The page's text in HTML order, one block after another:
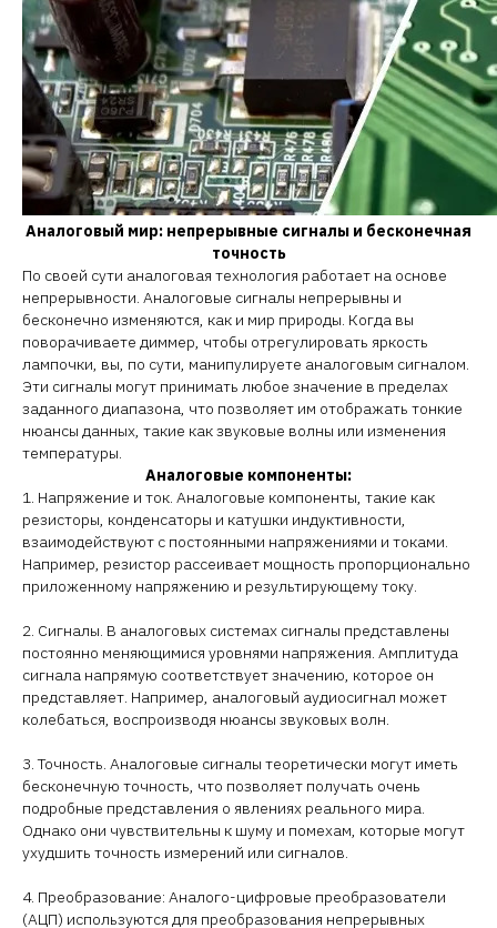
Аналоговый мир: непрерывные сигналы и бесконечная
точность
По своей сути аналоговая технология работает на основе
непрерывности. Аналоговые сигналы непрерывны и
бесконечно изменяются, как и мир природы. Когда вы
поворачиваете диммер, чтобы отрегулировать яркость
лампочки, вы, по сути, манипулируете аналоговым сигналом.
Эти сигналы могут принимать любое значение в пределах
заданного диапазона, что позволяет им отображать тонкие
нюансы данных, такие как звуковые волны или изменения
температуры.
Аналоговые компоненты:
1. Напряжение и ток. Аналоговые компоненты, такие как
резисторы, конденсаторы и катушки индуктивности,
взаимодействуют с постоянными напряжениями и токами.
Например, резистор рассеивает мощность пропорционально
приложенному напряжению и результирующему току.
2. Сигналы. В аналоговых системах сигналы представлены
постоянно меняющимися уровнями напряжения. Амплитуда
сигнала напрямую соответствует значению, которое он
представляет. Например, аналоговый аудиосигнал может
колебаться, воспроизводя нюансы звуковых волн.
3. Точность. Аналоговые сигналы теоретически могут иметь
бесконечную точность, что позволяет получать очень
подробные представления о явлениях реального мира.
Однако они чувствительны к шуму и помехам, которые могут
ухудшить точность измерений или сигналов.
4. Преобразование: Аналого-цифровые преобразователи
(АЦП) используются для преобразования непрерывных